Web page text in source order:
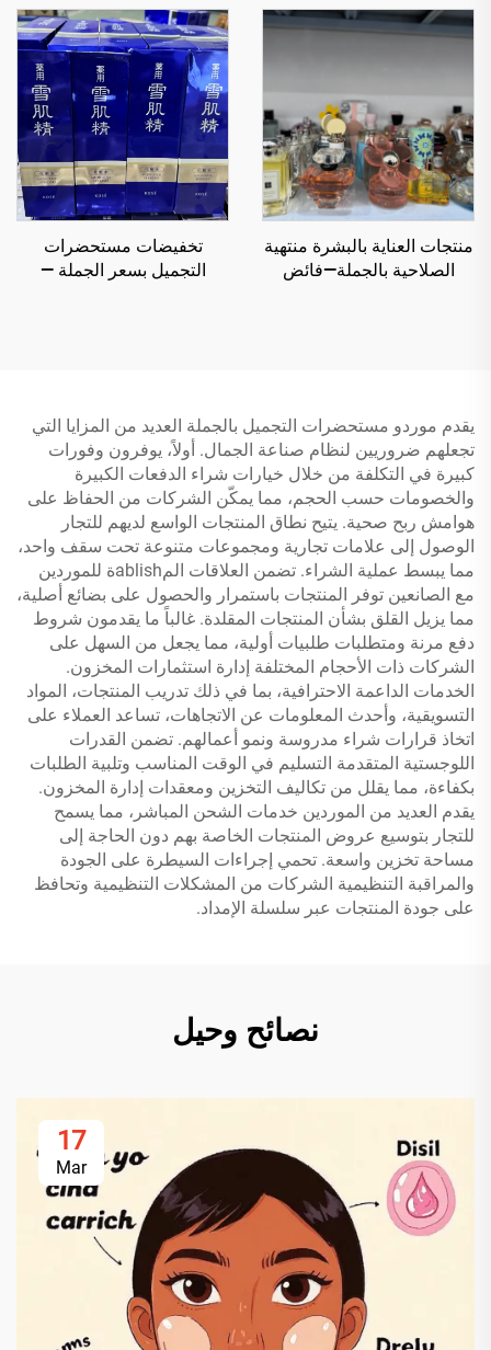
للتجزئة
منتجات العناية بالبشرة منتهية
الصلاحية بالجملة—فائض
تخفيضات مستحضرات
التجميل بسعر الجملة —
يقدم موردو مستحضرات التجميل بالجملة العديد من المزايا التي
تجعلهم ضروريين لنظام صناعة الجمال. أولاً، يوفرون وفورات
كبيرة في التكلفة من خلال خيارات شراء الدفعات الكبيرة
والخصومات حسب الحجم، مما يمكّن الشركات من الحفاظ على
هوامش ربح صحية. يتيح نطاق المنتجات الواسع لديهم للتجار
الوصول إلى علامات تجارية ومجموعات متنوعة تحت سقف واحد،
مما يبسط عملية الشراء. تضمن العلاقات المablishة للموردين
مع الصانعين توفر المنتجات باستمرار والحصول على بضائع أصلية،
مما يزيل القلق بشأن المنتجات المقلدة. غالباً ما يقدمون شروط
دفع مرنة ومتطلبات طلبيات أولية، مما يجعل من السهل على
الشركات ذات الأحجام المختلفة إدارة استثمارات المخزون.
الخدمات الداعمة الاحترافية، بما في ذلك تدريب المنتجات، المواد
التسويقية، وأحدث المعلومات عن الاتجاهات، تساعد العملاء على
اتخاذ قرارات شراء مدروسة ونمو أعمالهم. تضمن القدرات
اللوجستية المتقدمة التسليم في الوقت المناسب وتلبية الطلبات
بكفاءة، مما يقلل من تكاليف التخزين ومعقدات إدارة المخزون.
يقدم العديد من الموردين خدمات الشحن المباشر، مما يسمح
للتجار بتوسيع عروض المنتجات الخاصة بهم دون الحاجة إلى
مساحة تخزين واسعة. تحمي إجراءات السيطرة على الجودة
والمراقبة التنظيمية الشركات من المشكلات التنظيمية وتحافظ
على جودة المنتجات عبر سلسلة الإمداد.
نصائح وحيل
17
Mar